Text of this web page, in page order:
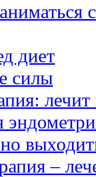
диет
силы
лечит
–